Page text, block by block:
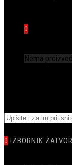
0
Nema
WEBSITE
Pretražite
ovu
web
stranicu
0 IZBORNIK